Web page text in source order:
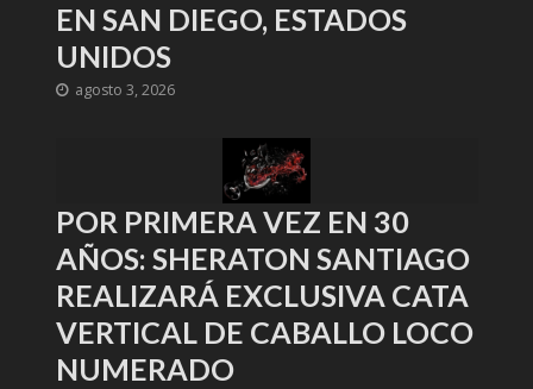
EN SAN DIEGO, ESTADOS
UNIDOS
agosto 3, 2026
POR PRIMERA VEZ EN 30
AÑOS: SHERATON SANTIAGO
REALIZARÁ EXCLUSIVA CATA
VERTICAL DE CABALLO LOCO
NUMERADO